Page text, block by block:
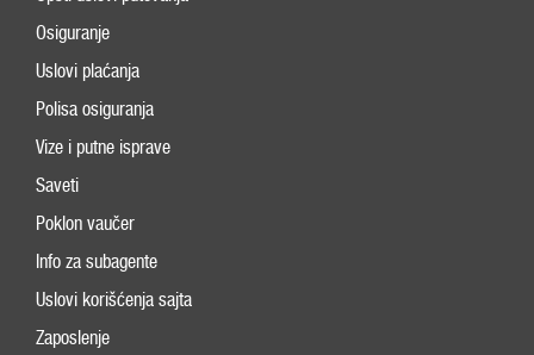
Osiguranje
Uslovi plaćanja
Polisa osiguranja
Vize i putne isprave
Saveti
Poklon vaučer
Info za subagente
Uslovi korišćenja sajta
Zaposlenje